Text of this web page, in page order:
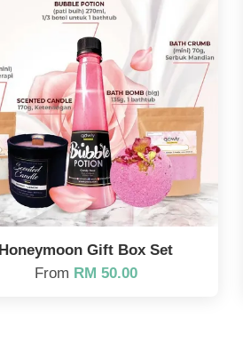
Honeymoon Gift Box Set
From RM 50.00